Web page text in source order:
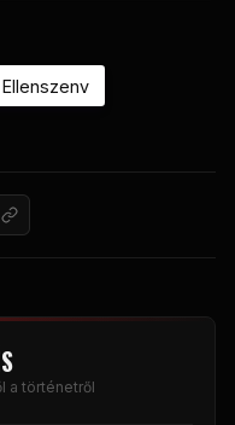
Ellenszenv
a történetről